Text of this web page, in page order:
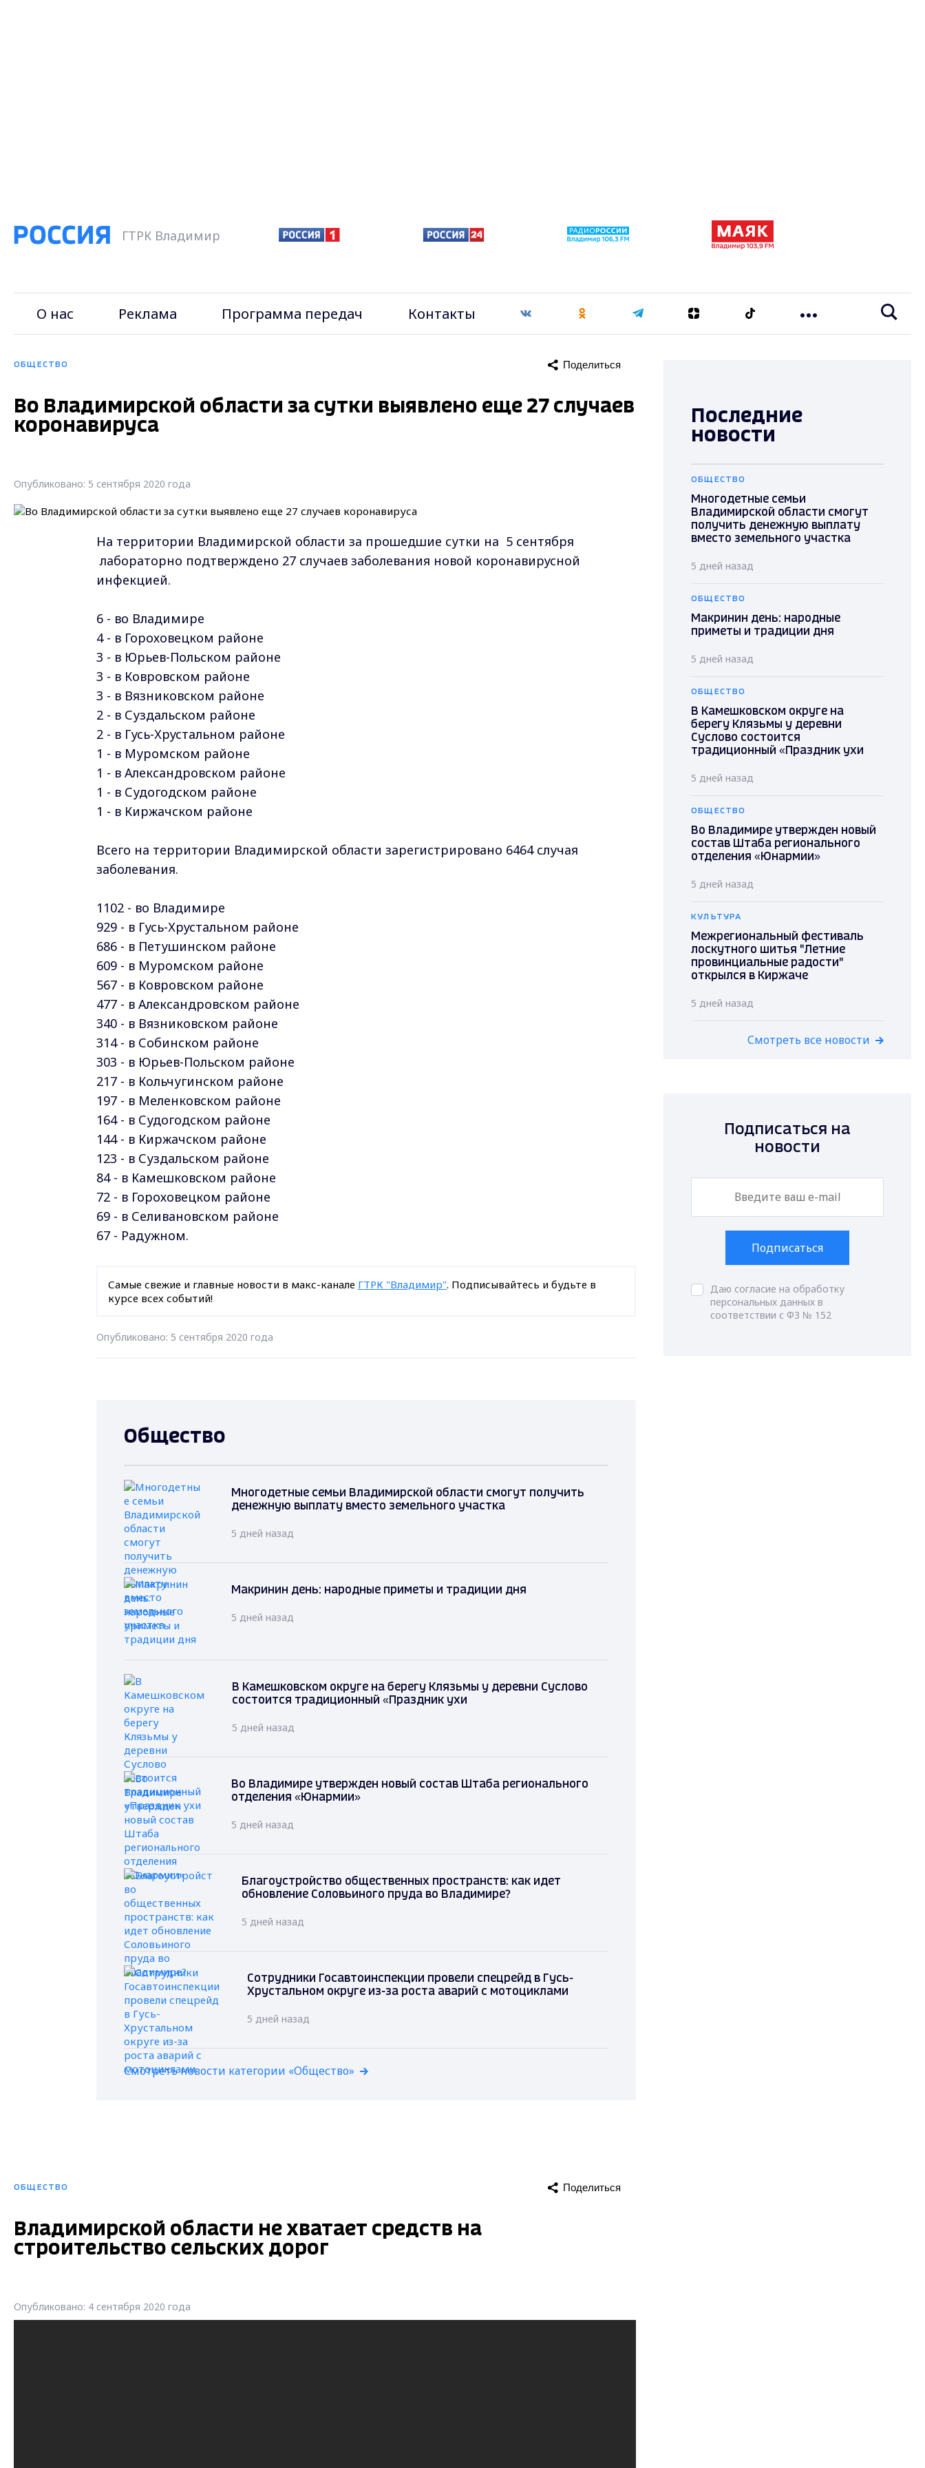
ГТРК Владимир
О нас Реклама Программа передач Контакты
ОБЩЕСТВО Поделиться
Во Владимирской области за сутки выявлено еще 27 случаев
коронавируса
Опубликовано: 5 сентября 2020 года
На территории Владимирской области за прошедшие сутки на 5 сентября
лабораторно подтверждено 27 случаев заболевания новой коронавирусной
инфекцией.
6 - во Владимире
4 - в Гороховецком районе
3 - в Юрьев-Польском районе
3 - в Ковровском районе
3 - в Вязниковском районе
2 - в Суздальском районе
2 - в Гусь-Хрустальном районе
1 - в Муромском районе
1 - в Александровском районе
1 - в Судогодском районе
1 - в Киржачском районе
Всего на территории Владимирской области зарегистрировано 6464 случая
заболевания.
1102 - во Владимире
929 - в Гусь-Хрустальном районе
686 - в Петушинском районе
609 - в Муромском районе
567 - в Ковровском районе
477 - в Александровском районе
340 - в Вязниковском районе
314 - в Собинском районе
303 - в Юрьев-Польском районе
217 - в Кольчугинском районе
197 - в Меленковском районе
164 - в Судогодском районе
144 - в Киржачском районе
123 - в Суздальском районе
84 - в Камешковском районе
72 - в Гороховецком районе
69 - в Селивановском районе
67 - Радужном.
Самые свежие и главные новости в макс-канале ГТРК "Владимир". Подписывайтесь и будьте в
курсе всех событий!
Опубликовано: 5 сентября 2020 года
Общество
Многодетные семьи Владимирской области смогут получить
денежную выплату вместо земельного участка
5 дней назад
Макринин день: народные приметы и традиции дня
5 дней назад
В Камешковском округе на берегу Клязьмы у деревни Суслово
состоится традиционный «Праздник ухи
5 дней назад
Во Владимире утвержден новый состав Штаба регионального
отделения «Юнармии»
5 дней назад
Благоустройство общественных пространств: как идет
обновление Соловьиного пруда во Владимире?
5 дней назад
Сотрудники Госавтоинспекции провели спецрейд в Гусь-
Хрустальном округе из-за роста аварий с мотоциклами
5 дней назад
Смотреть новости категории «Общество»
ОБЩЕСТВО Поделиться
Владимирской области не хватает средств на
строительство сельских дорог
Опубликовано: 4 сентября 2020 года
Последние
новости
ОБЩЕСТВО
Многодетные семьи
Владимирской области смогут
получить денежную выплату
вместо земельного участка
5 дней назад
ОБЩЕСТВО
Макринин день: народные
приметы и традиции дня
5 дней назад
ОБЩЕСТВО
В Камешковском округе на
берегу Клязьмы у деревни
Суслово состоится
традиционный «Праздник ухи
5 дней назад
ОБЩЕСТВО
Во Владимире утвержден новый
состав Штаба регионального
отделения «Юнармии»
5 дней назад
КУЛЬТУРА
Межрегиональный фестиваль
лоскутного шитья "Летние
провинциальные радости"
открылся в Киржаче
5 дней назад
Смотреть все новости
Подписаться на
новости
Подписаться
Даю согласие на обработку
персональных данных в
соответствии с ФЗ № 152